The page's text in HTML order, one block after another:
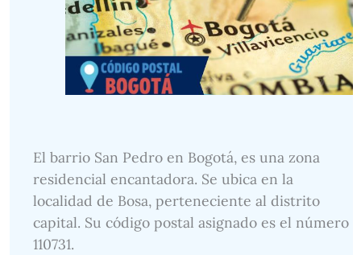
El barrio San Pedro en Bogotá, es una zona
residencial encantadora. Se ubica en la
localidad de Bosa, perteneciente al distrito
capital. Su código postal asignado es el número
110731.